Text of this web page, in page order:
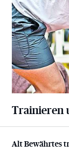
Trainieren
Alt Bewährtes
Alt Bewährtes